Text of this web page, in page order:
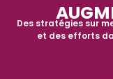
Des stratégies sur
et des efforts